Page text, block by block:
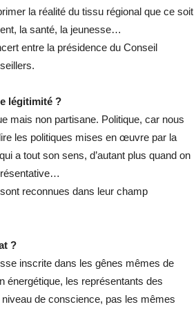
la réalité du tissu régional que ce soit
la santé, la jeunesse…
entre la présidence du Conseil
légitimité ?
mais non partisane. Politique, car nous
les politiques mises en œuvre par la
a tout son sens, d’autant plus quand on
reconnues dans leur champ
?
inscrite dans les gênes mêmes de
énergétique, les représentants des
de conscience, pas les mêmes